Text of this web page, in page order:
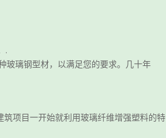
.
玻璃钢型材，以满足您的要求。几十年
项目一开始就利用玻璃纤维增强塑料的特